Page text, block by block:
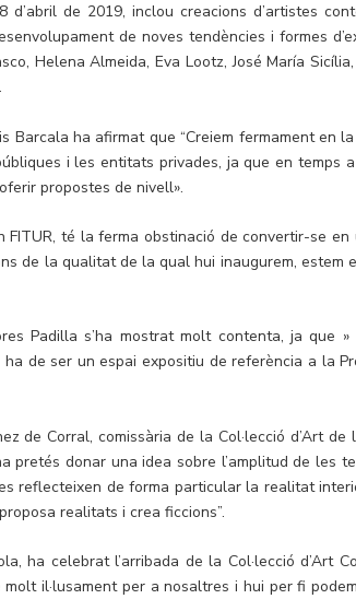
de 2019, inclou creacions d’artistes
de noves tendències i formes
Helena Almeida, Eva Lootz, José María
Barcala ha afirmat que “Creiem fermament en
i les entitats privades, ja que en temps
propostes de nivell».
FITUR, té la ferma obstinació de convertir-se
de la qualitat de la qual hui inaugurem, estem
Padilla s’ha mostrat molt contenta, ja que »
de ser un espai expositiu de referència a la
de Corral, comissària de la Col·lecció d’Art de
pretés donar una idea sobre l’amplitud de les
reflecteixen de forma particular la realitat
realitats i crea ficcions”.
ha celebrat l’arribada de la Col·lecció d’Art
il·lusament per a nosaltres i hui per fi